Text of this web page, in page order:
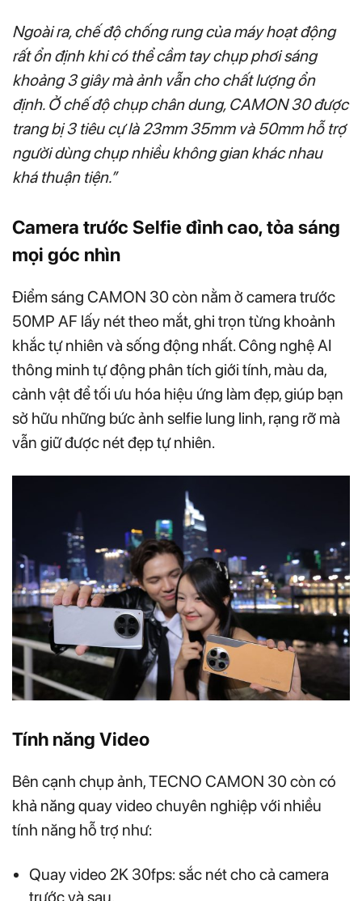
Ngoài ra, chế độ chống rung của máy hoạt động
rất ổn định khi có thể cầm tay chụp phơi sáng
khoảng 3 giây mà ảnh vẫn cho chất lượng ổn
định. Ở chế độ chụp chân dung, CAMON 30 được
trang bị 3 tiêu cự là 23mm 35mm và 50mm hỗ trợ
người dùng chụp nhiều không gian khác nhau
khá thuận tiện.”
Camera trước Selfie đỉnh cao, tỏa sáng
mọi góc nhìn
Điểm sáng CAMON 30 còn nằm ở camera trước
50MP AF lấy nét theo mắt, ghi trọn từng khoảnh
khắc tự nhiên và sống động nhất. Công nghệ AI
thông minh tự động phân tích giới tính, màu da,
cảnh vật để tối ưu hóa hiệu ứng làm đẹp, giúp bạn
sở hữu những bức ảnh selfie lung linh, rạng rỡ mà
vẫn giữ được nét đẹp tự nhiên.
Tính năng Video
Bên cạnh chụp ảnh, TECNO CAMON 30 còn có
khả năng quay video chuyên nghiệp với nhiều
tính năng hỗ trợ như:
Quay video 2K 30fps: sắc nét cho cả camera
trước và sau.